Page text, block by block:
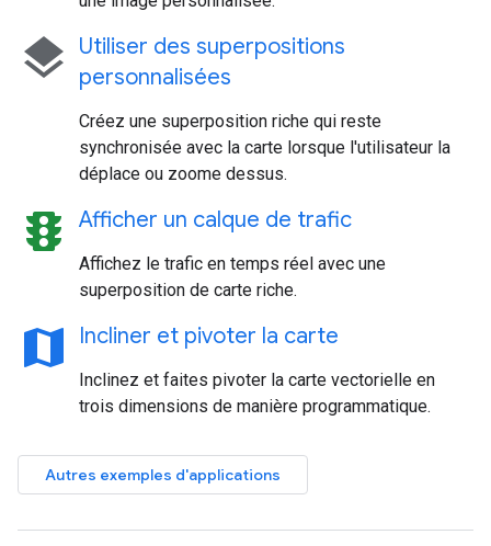
layers Utiliser des superpositions
personnalisées
Créez une superposition riche qui reste
synchronisée avec la carte lorsque l'utilisateur la
déplace ou zoome dessus.
traffic Afficher un calque de trafic
Affichez le trafic en temps réel avec une
superposition de carte riche.
map Incliner et pivoter la carte
Inclinez et faites pivoter la carte vectorielle en
trois dimensions de manière programmatique.
Autres exemples d'applications